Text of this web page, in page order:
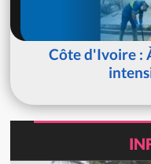
Côte d'Ivoire :